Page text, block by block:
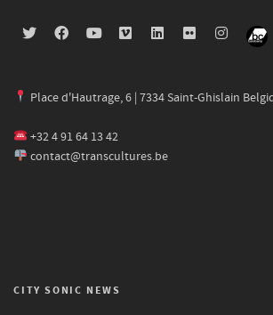
Place d'Hautrage, 6 | 7334 Saint-Ghislain
+32 4 91 64 13 42
contact@transcultures.be
CITY SONIC NEWS